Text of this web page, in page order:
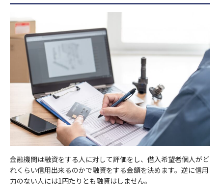
金融機関は融資をする人に対して評価をし、借入希望者個人がど
れくらい信用出来るのかで融資をする金額を決めます。逆に信用
力のない人には1円たりとも融資はしません。
⑤保険料収納事務等の遂行上必要な場合において、政治。宗教等
の団体若しくは労働組合への所属若しくは加盟に関する従業員等
のセンシティブ情報を取得、利用又は第三者提供する場合。
⑥相続手当を伴う保険金支払事務等の遂行上必要な限りにおい
て、センシティブ情報を取得、利用又は第三者提供する場合。
⑦保険業の適切な業務運営を確保する必要性から、本人の同意に
基づき遂行上必要な範囲でセンシティブ情報を取得、利用又は第
三者提供する場合。
9）見直し・改善
当社の個人情報の取扱いおよび安全管理に係る適切な措置につい
10）個人情報保護法に基づく保有個人データ開示、訂正等また
は利用停止など
当社は、個人データを第三者に提供するにあたり、以下の場合を
除き、ご本人の同意なく第三者に個人データを提供しません。
①法令に基づく場合
②人の生命、身体又は財産の保護のために必要がある場合であっ
て、本人の同意を得ることが困難であるとき。
③公衆衛生の向上又は児童の健全な育成推進のために特に必要が
ある場合であって、本人の同意を得ることが困難であるとき。
④国の機関若しくは地方公共団体又はその委託を受けた者が法令
の定める事務を遂行することに対して協力する必要がある場合で
あって、本人の同意を得ることにより当該事務の遂行に支障を及
ぼすおそれがあるとき。
⑤当社が受託する保険募集業務を遂行するに必要な限度で、当該
保険会社に個人データを提供する場合
8）センシティブ情報のお取扱い
通知し、または当社のホームページなどにより公表します。
5）個人情報の取得
当社は、業務上必要な範囲で、かつ、適法で公正な手段により個
人情報を取得します。
当サイトでは、Googleによるアクセス解析ツール「Googleアナ
リティクス」を使用しています。このGoogleアナリティクスは
データの収集のためにCookieを使用しています。このデータは
匿名で収集されており、個人を特定するものではありません。
この機能はCookieを無効にすることで収集を拒否することが出
来ますので、お使いのブラウザの設定をご確認ください。この規
約に関しての詳細はGoogleアナリティクスサービス利用規約の
ページやGoogleポリシーと規約ページをご覧ください。
6）個人データの安全管理措置
ご希望日時
ご興味のある内容
シミュレーション結果
負担額
円/月
送信する
ご希望日時
ご興味のある内容
シミュレーション結果
負担額
円/月
送信する
などの整備および実施体制の整備など、十分なセキュリティ対策
を講じるとともに、利用目的の達成に必要とされる正確性・最新
性を確保するために適切な措置を講じています。
7）個人データの第三者への提供
当社は、個人データを第三者に提供するにあたり、以下の場合を
除き、ご本人の同意なく第三者に個人データを提供しません。
①法令に基づく場合
②人の生命、身体又は財産の保護のために必要がある場合であっ
て、本人の同意を得ることが困難であるとき。
③公衆衛生の向上又は児童の健全な育成推進のために特に必要が
④国の機関若しくは地方公共団体又はその委託を受けた者が法令
の定める事務を遂行することに対して協力する必要がある場合で
あって、本人の同意を得ることにより当該事務の遂行に支障を及